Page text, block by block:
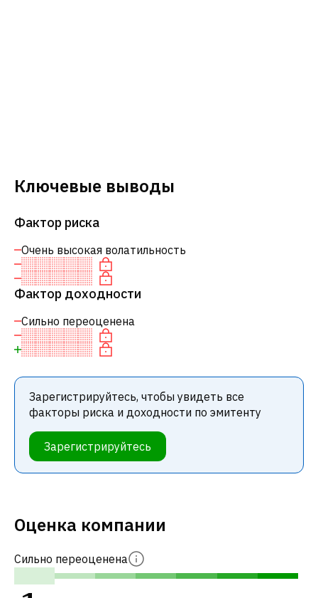
Ключевые выводы
Фактор риска
Очень высокая волатильность
Фактор доходности
Сильно переоценена
Зарегистрируйтесь, чтобы увидеть все
факторы риска и доходности по эмитенту
Зарегистрируйтесь
Оценка компании
Сильно переоценена